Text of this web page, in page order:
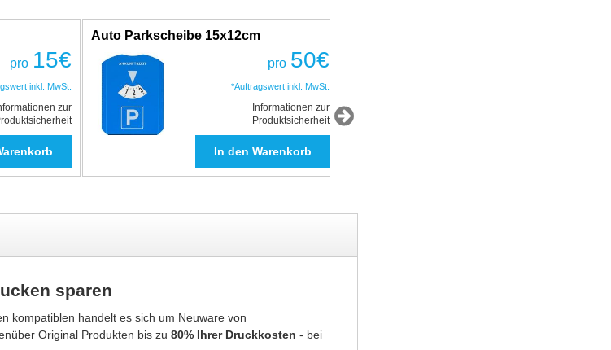
pro 15€
inkl. MwSt.
zur
Auto Parkscheibe 15x12cm
pro 50€
*Auftragswert inkl. MwSt.
Informationen zur
Produktsicherheit
sparen
kompatiblen handelt es sich um Neuware von
Original Produkten bis zu 80% Ihrer Druckkosten - bei